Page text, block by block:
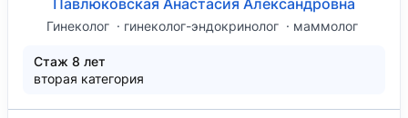
Павлюковская Анастасия Александровна
Гинеколог гинеколог-эндокринолог маммолог
Стаж 8 лет
вторая категория